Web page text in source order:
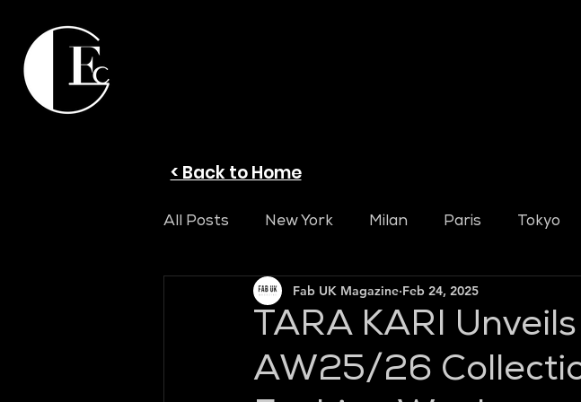
< Back to Home
All Posts New York Milan Paris Tokyo
TARA KARI
AW25/26
Fab UK Magazine Feb 24, 2025